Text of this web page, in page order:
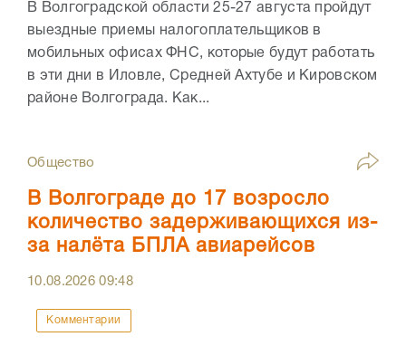
В Волгоградской области 25-27 августа пройдут
выездные приемы налогоплательщиков в
мобильных офисах ФНС, которые будут работать
в эти дни в Иловле, Средней Ахтубе и Кировском
районе Волгограда. Как...
Общество
В Волгограде до 17 возросло
количество задерживающихся из-
за налёта БПЛА авиарейсов
10.08.202609:48
Комментарии